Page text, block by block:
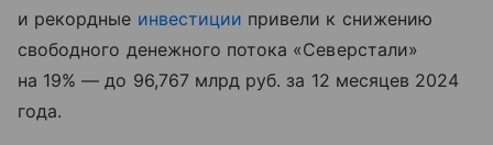
и рекордные инвестиции привели к снижению
свободного денежного потока «Северстали»
на 19% — до 96,767 млрд руб. за 12 месяцев 2024
года.